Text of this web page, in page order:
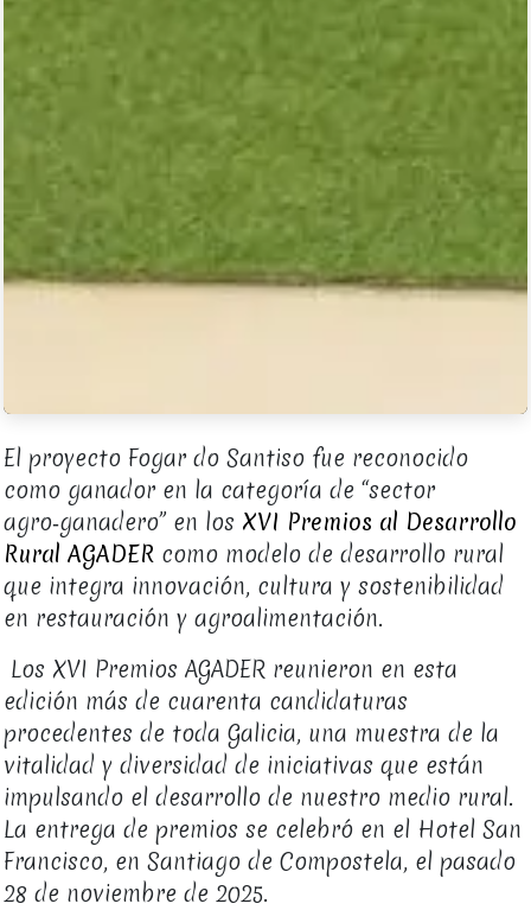
El proyecto Fogar do Santiso fue reconocido
como ganador en la categoría de “sector
agro‑ganadero” en los XVI Premios al Desarrollo
Rural AGADER como modelo de desarrollo rural
que integra innovación, cultura y sostenibilidad
en restauración y agroalimentación.
Los XVI Premios AGADER reunieron en esta
edición más de cuarenta candidaturas
procedentes de toda Galicia, una muestra de la
vitalidad y diversidad de iniciativas que están
impulsando el desarrollo de nuestro medio rural.
La entrega de premios se celebró en el Hotel San
Francisco, en Santiago de Compostela, el pasado
28 de noviembre de 2025.